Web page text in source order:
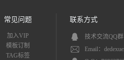
常见问题
加入VIP
模板订制
TAG标签
联系方式
技术交流QQ群
Email：